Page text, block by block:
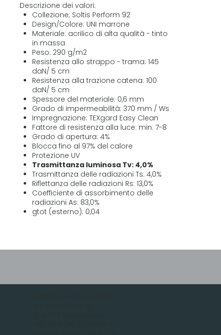
Descrizione dei valori:
Collezione; Soltis Perform 92
Design/Colore: UNI marrone
Materiale: acrilico di alta qualità - tinto
in massa
Peso: 290 g/m2
Resistenza allo strappo - trama: 145
daN/ 5 cm
Resistenza alla trazione catena: 100
daN/ 5 cm
Spessore del materiale: 0,6 mm
Grado di impermeabilità: 370 mm / Ws
Impregnazione: TEXgard Easy Clean
Fattore di resistenza alla luce: min. 7-8
Grado di apertura: 4%
Blocca fino al 97% del calore
Protezione UV
Trasmittanza luminosa Tv: 4,0%
Trasmittanza delle radiazioni Ts: 4,0%
Riflettanza delle radiazioni Rs: 13,0%
Coefficiente di assorbimento delle
radiazioni As: 83,0%
gtot (esterno): 0,04